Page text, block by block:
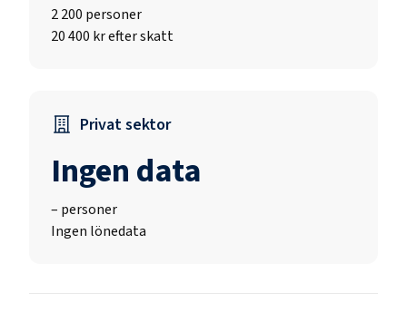
2 200 personer
20 400 kr efter skatt
Privat sektor
Ingen data
– personer
Ingen lönedata